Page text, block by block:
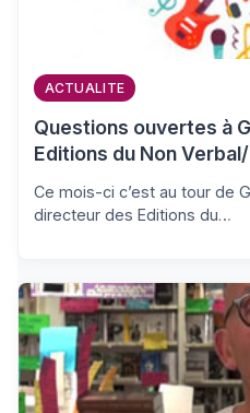
ACTUALITE
Questions ouvertes à
Editions du Non
Ce mois-ci c’est au tour de
directeur des Editions du…